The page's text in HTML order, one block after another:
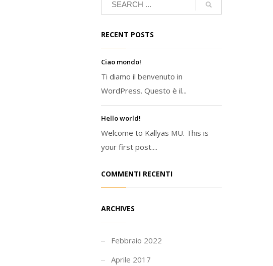
RECENT POSTS
Ciao mondo!
Ti diamo il benvenuto in
WordPress. Questo è il...
Hello world!
Welcome to Kallyas MU. This is
your first post....
COMMENTI RECENTI
ARCHIVES
Febbraio 2022
Aprile 2017